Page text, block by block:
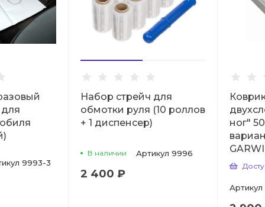
9993-3
Набор стрейч для
обмотки руля (10 роллов
+ 1 диспенсер)
В наличии Артикул 9996
2 400 ₽
ног"
Артикул